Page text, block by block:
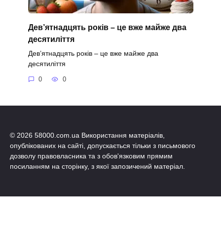
Дев’ятнадцять років – це вже майже два
десятиліття
Дев’ятнадцять років – це вже майже два
десятиліття
0 0
© 2026 58000.com.ua Використання матеріалів,
опублікованих на сайті, допускається тільки з письмового
дозволу правовласника та з обов'язковим прямим
посиланням на сторінку, з якої запозичений матеріал.